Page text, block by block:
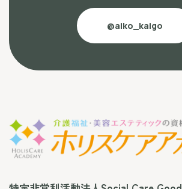
@aiko_kaigo